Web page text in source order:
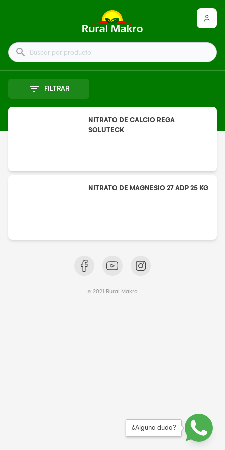
Buscar por producto
FILTRAR
NITRATO DE CALCIO REGA
SOLUTECK
NITRATO DE MAGNESIO 27 ADP 25 KG
© 2021 Rural Makro
¿Alguna duda?